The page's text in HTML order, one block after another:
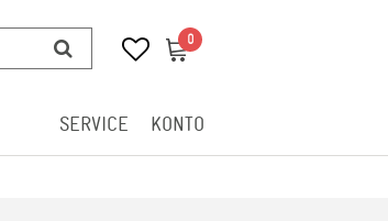
0 0
SERVICE KONTO